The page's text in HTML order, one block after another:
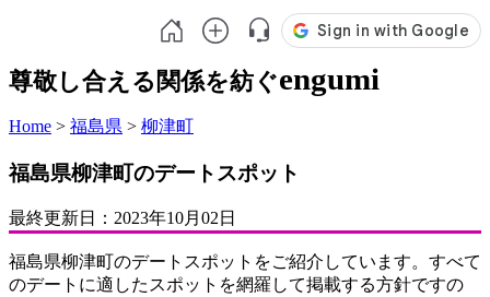
尊敬し合える関係を紡ぐengumi
Home > 福島県 > 柳津町
福島県柳津町のデートスポット
最終更新日： 2023年10月02日
福島県柳津町のデートスポットをご紹介しています。すべて
のデートに適したスポットを網羅して掲載する方針ですの